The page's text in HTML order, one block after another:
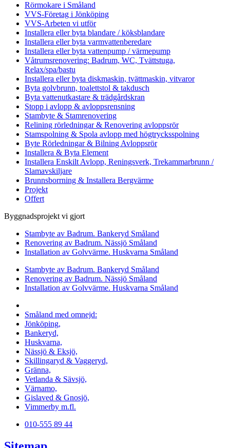
Rörmokare i Småland
VVS-Företag i Jönköping
VVS-Arbeten vi utför
Installera eller byta blandare / köksblandare
Installera eller byta varmvattenberedare
Installera eller byta vattenpump / värmepump
Våtrumsrenovering: Badrum, WC, Tvättstuga,
Relax/spa/bastu
Installera eller byta diskmaskin, tvättmaskin, vitvaror
Byta golvbrunn, toalettstol & takdusch
Byta vattenutkastare & trädgårdskran
Stopp i avlopp & avloppsrensning
Stambyte & Stamrenovering
Relining rörledningar & Renovering avloppsrör
Stamspolning & Spola avlopp med högtrycksspolning
Byte Rörledningar & Bilning Avloppsrör
Installera & Byta Element
Installera Enskilt Avlopp, Reningsverk, Trekammarbrunn /
Slamavskiljare
Brunnsborrning & Installera Bergvärme
Projekt
Offert
Byggnadsprojekt vi gjort
Stambyte av Badrum. Bankeryd Småland
Renovering av Badrum. Nässjö Småland
Installation av Golvvärme. Huskvarna Småland
Stambyte av Badrum. Bankeryd Småland
Renovering av Badrum. Nässjö Småland
Installation av Golvvärme. Huskvarna Småland
Småland med omnejd:
Jönköping,
Bankeryd,
Huskvarna,
Nässjö & Eksjö,
Skillingaryd & Vaggeryd,
Gränna,
Vetlanda & Sävsjö,
Värnamo,
Gislaved & Gnosjö,
Vimmerby m.fl.
010-555 89 44